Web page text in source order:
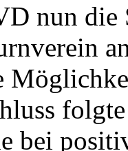
nun
bei